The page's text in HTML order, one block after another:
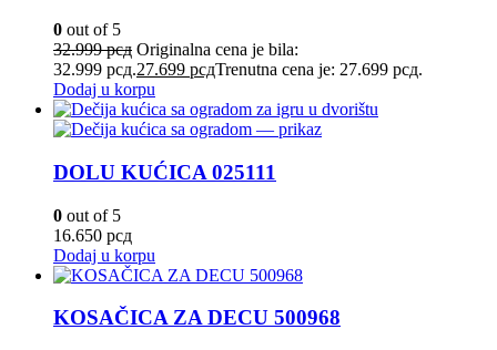
0 out of 5
32.999рсд Originalna cena je bila:
32.999 рсд.27.699 рсдTrenutna cena je: 27.699 рсд.
Dodaj u korpu
DOLU KUĆICA 025111
0 out of 5
16.650 рсд
Dodaj u korpu
KOSAČICA ZA DECU 500968